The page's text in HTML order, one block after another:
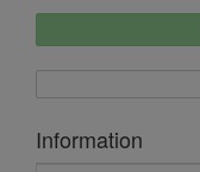
Information